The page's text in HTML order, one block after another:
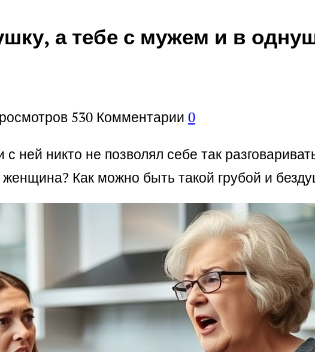
а тебе с мужем и в
530 Комментарии 0
ней никто не позволял себе так
женщина? Как можно быть такой грубой и